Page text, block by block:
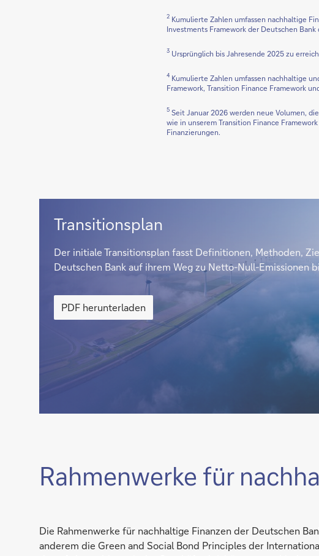
2 Kumulierte Zahlen umfassen nachhaltige
Investments Framework der Deutschen Bank
3 Ursprünglich bis Jahresende 2025 zu
4 Kumulierte Zahlen umfassen nachhaltige
Framework, Transition Finance Framework
5 Seit Januar 2026 werden neue Volumen,
wie in unserem Transition Finance
Finanzierungen.
Den
Transitionsplan
PDF
herunterladen
Transitionsplan
Der initiale Transitionsplan fasst Definitionen, Methoden,
Deutschen Bank auf ihrem Weg zu Netto-Null-Emissionen
Den
initialen
Transitionsplan
herunterladen
PDF herunterladen
Rahmenwerke für
Die Rahmenwerke für nachhaltige Finanzen der Deutschen
anderem die Green and Social Bond Principles der